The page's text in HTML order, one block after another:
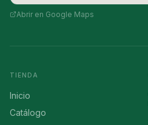
Abrir en Google Maps
TIENDA
Inicio
Catálogo